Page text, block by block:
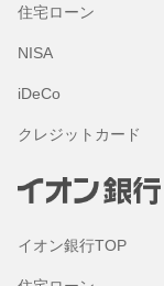
住宅ローン
NISA
iDeCo
クレジットカード
イオン銀行TOP